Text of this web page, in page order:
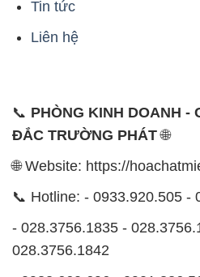
Tin tức
Liên hệ
📞 PHÒNG KINH DOANH -
ĐẮC TRƯỜNG PHÁT🌐
🌐 Website: https://
📞 Hotline: - 0933.920.505 -
- 028.3756.1835 -
028.3756.1842